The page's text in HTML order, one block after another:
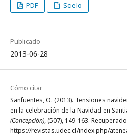
PDF Scielo
Publicado
2013-06-28
Cómo citar
Sanfuentes, O. (2013). Tensiones
en la celebración de la Navidad en
(Concepción), (507), 149-163.
https://revistas.udec.cl/index.php/